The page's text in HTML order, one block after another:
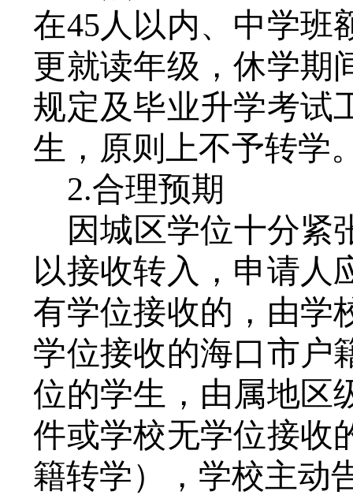
在45人以内、中学班
更就读年级，休学期
规定及毕业升学考试
生，原则上不予转学
2.合理预期
因城区学位十分紧
以接收转入，申请人
有学位接收的，由学
学位接收的海口市户
位的学生，由属地区
件或学校无学位接收
籍转学），学校主动